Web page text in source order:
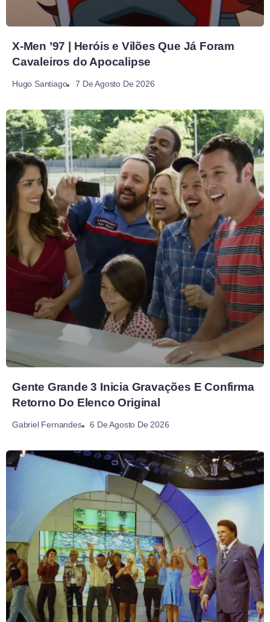
X-Men ’97 | Heróis e Vilões Que Já Foram
Cavaleiros do Apocalipse
Hugo Santiago 7 De Agosto De 2026
Gente Grande 3 Inicia Gravações E Confirma
Retorno Do Elenco Original
Gabriel Fernandes 6 De Agosto De 2026